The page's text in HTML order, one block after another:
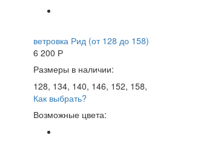
ветровка Рид (от 128 до 158)
6 200 Р
Размеры в наличии:
128, 134, 140, 146, 152, 158,
Как выбрать?
Возможные цвета: